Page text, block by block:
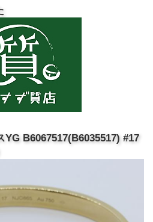
YG B6067517(B6035517) #17